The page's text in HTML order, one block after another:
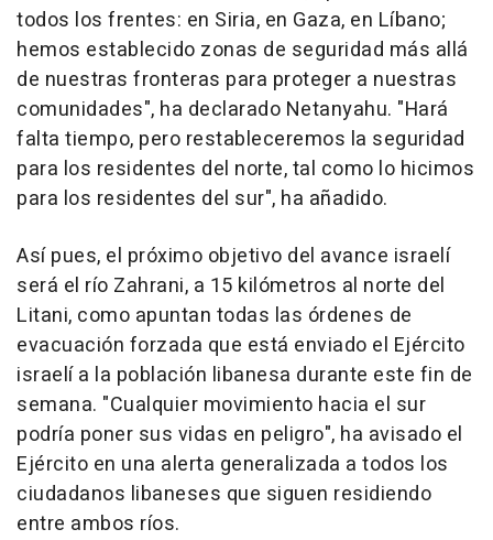
todos los frentes: en Siria, en Gaza, en Líbano;
hemos establecido zonas de seguridad más allá
de nuestras fronteras para proteger a nuestras
comunidades", ha declarado Netanyahu. "Hará
falta tiempo, pero restableceremos la seguridad
para los residentes del norte, tal como lo hicimos
para los residentes del sur", ha añadido.
Así pues, el próximo objetivo del avance israelí
será el río Zahrani, a 15 kilómetros al norte del
Litani, como apuntan todas las órdenes de
evacuación forzada que está enviado el Ejército
israelí a la población libanesa durante este fin de
semana. "Cualquier movimiento hacia el sur
podría poner sus vidas en peligro", ha avisado el
Ejército en una alerta generalizada a todos los
ciudadanos libaneses que siguen residiendo
entre ambos ríos.